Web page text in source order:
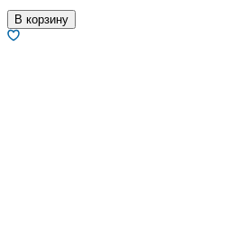
В корзину